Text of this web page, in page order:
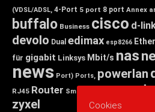
(VDSL/ADSL, 4-Port 5 port 8 port Annex
buffalo Business cisco d-
devolo Dual edimax esp8266
für gigabit Linksys Mbit/s nas
news Port) Ports, powerlan
RJ45 Router Small
zyxel Cookies